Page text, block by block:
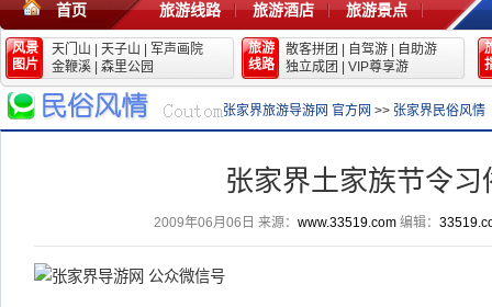
首页 旅游线路 旅游酒店 旅游景点
风景
图片
天门山 天子山
军声画院
金鞭溪
森里公园
旅游
线路
散客拼团 自驾游
自助游
独立成团
VIP尊享游
张家界旅游导游网 官方网 >> 张家界民俗风情
张家界土家族节令习
2009年06月06日 来源： www.33519.com编辑：